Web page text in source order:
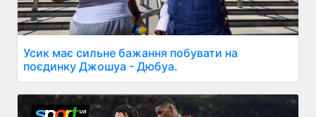
Усик має сильне бажання побувати на
поєдинку Джошуа - Дюбуа.